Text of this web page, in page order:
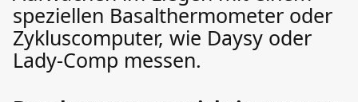
speziellen Basalthermometer oder
Zykluscomputer, wie Daysy oder
Lady-Comp messen.